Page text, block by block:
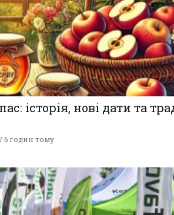
історія, нові дати та
6 годин тому